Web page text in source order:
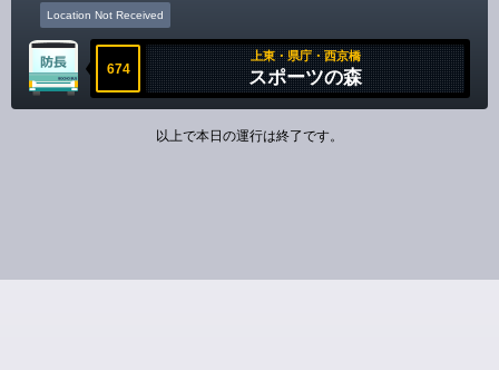
各バス会社リンク先
問題を報告
Location Not Received
674
上東・県庁・西京橋
スポーツの森
以上で本日の運行は終了です。